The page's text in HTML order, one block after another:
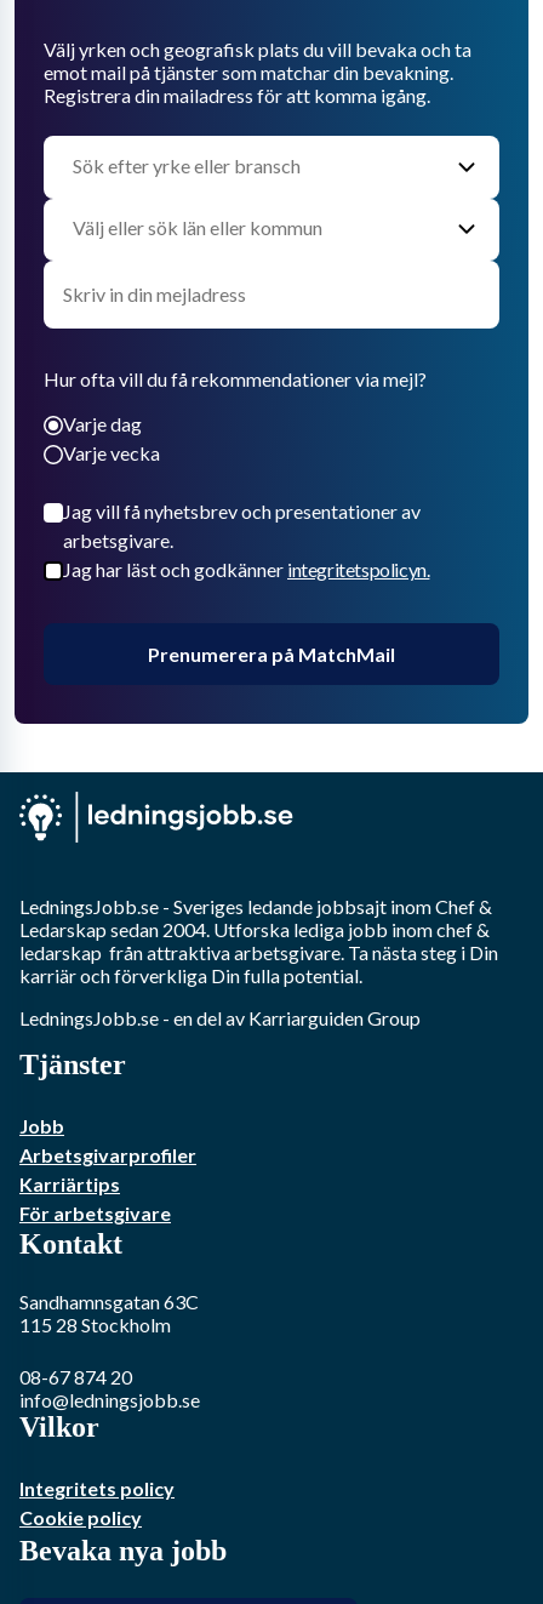
Välj yrken och geografisk plats du vill bevaka och ta
emot mail på tjänster som matchar din bevakning.
Registrera din mailadress för att komma igång.
Hur ofta vill du få rekommendationer via mejl?
Varje dag
Varje vecka
Jag vill få nyhetsbrev och presentationer av
arbetsgivare.
Jag har läst och godkänner integritetspolicyn.
Prenumerera på MatchMail
LedningsJobb.se - Sveriges ledande jobbsajt inomChef &
Ledarskapsedan 2004. Utforska lediga jobb inomchef &
ledarskap från attraktiva arbetsgivare. Ta nästa steg i Din
karriär och förverkliga Din fulla potential.
LedningsJobb.se - en del av Karriarguiden Group
Tjänster
Jobb
Arbetsgivarprofiler
Karriärtips
För arbetsgivare
Kontakt
Sandhamnsgatan 63C
115 28 Stockholm
08-67 874 20
info@ledningsjobb.se
Vilkor
Integritets policy
Cookie policy
Bevaka nya jobb